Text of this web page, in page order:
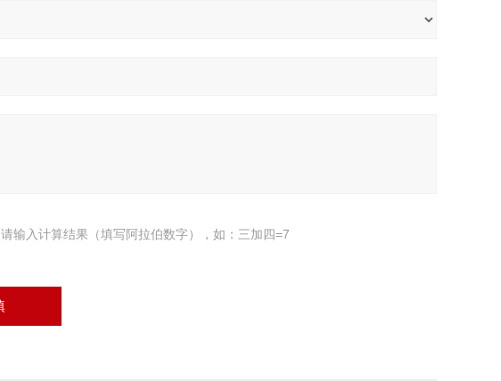
请输入计算结果（填写阿拉伯数字），如：三加四=7